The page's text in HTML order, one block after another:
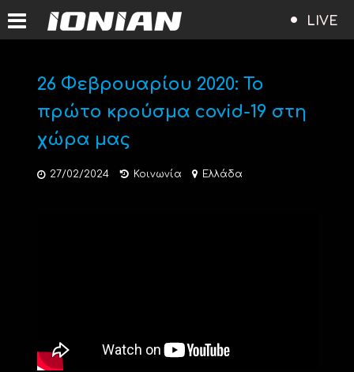
LIVE
26 Φεβρουαρίου 2020: Το
πρώτο κρούσμα covid-19 στη
χώρα μας
27/02/2024 Κοινωνία Ελλάδα